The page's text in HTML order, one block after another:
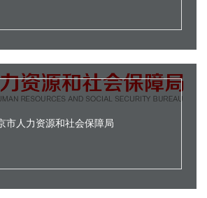
市人力资源和社会保障局